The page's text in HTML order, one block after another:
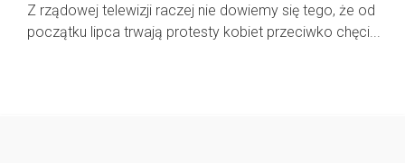
Z rządowej telewizji raczej nie dowiemy się tego, że od
początku lipca trwają protesty kobiet przeciwko chęci...